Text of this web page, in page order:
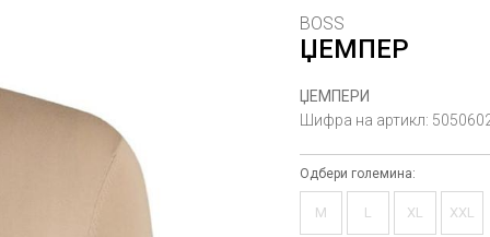
BOSS
ЏЕМПЕР
ЏЕМПЕРИ
Шифра на артикл:
Одбери големина:
M L XL XXL